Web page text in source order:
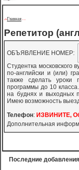
->Главная - -
Репетитор
ОБЪЯВЛЕНИЕ НОМЕР:
Студентка московского
по-английски и (или)
также сделать
программы до 10
на буднях и выходных
Имею возможность
Телефон: ИЗВИНИТЕ,
Дополнительная
Последние